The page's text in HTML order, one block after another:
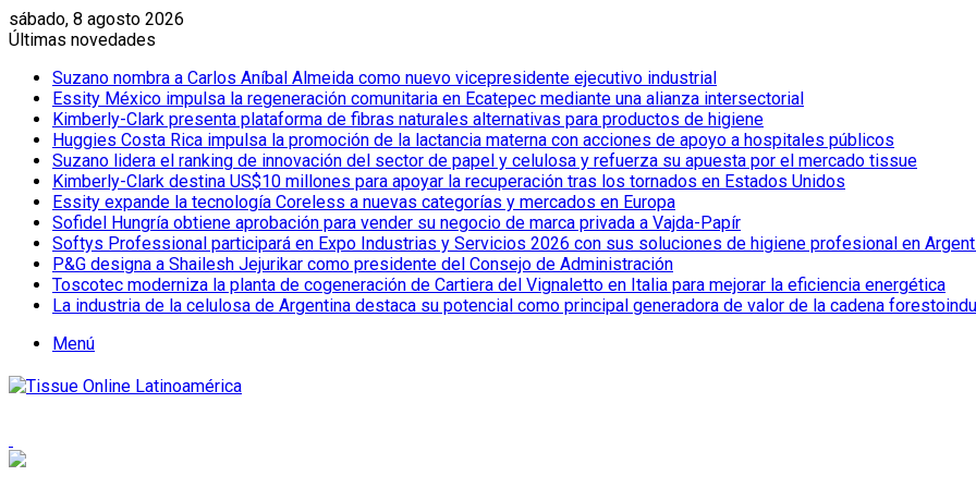
sábado, 8 agosto 2026
Últimas novedades
Suzano nombra a Carlos Aníbal Almeida como nuevo vicepresidente ejecutivo industrial
Essity México impulsa la regeneración comunitaria en Ecatepec mediante una alianza intersectorial
Kimberly-Clark presenta plataforma de fibras naturales alternativas para productos de higiene
Huggies Costa Rica impulsa la promoción de la lactancia materna con acciones de apoyo a hospitales públicos
Suzano lidera el ranking de innovación del sector de papel y celulosa y refuerza su apuesta por el mercado tissue
Kimberly-Clark destina US$10 millones para apoyar la recuperación tras los tornados en Estados Unidos
Essity expande la tecnología Coreless a nuevas categorías y mercados en Europa
Sofidel Hungría obtiene aprobación para vender su negocio de marca privada a Vajda-Papír
Softys Professional participará en Expo Industrias y Servicios 2026 con sus soluciones de higiene profesional en
P&G designa a Shailesh Jejurikar como presidente del Consejo de Administración
Toscotec moderniza la planta de cogeneración de Cartiera del Vignaletto en Italia para mejorar la eficiencia energética
La industria de la celulosa de Argentina destaca su potencial como principal generadora de valor de la cadena
Menú